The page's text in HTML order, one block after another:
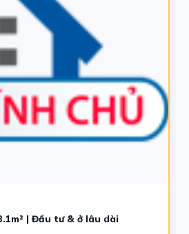
| Đầu tư & ở lâu dài